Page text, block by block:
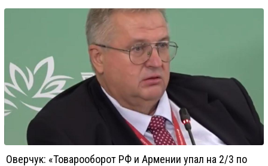
Оверчук: «Товарооборот РФ и Армении упал на 2/3 по